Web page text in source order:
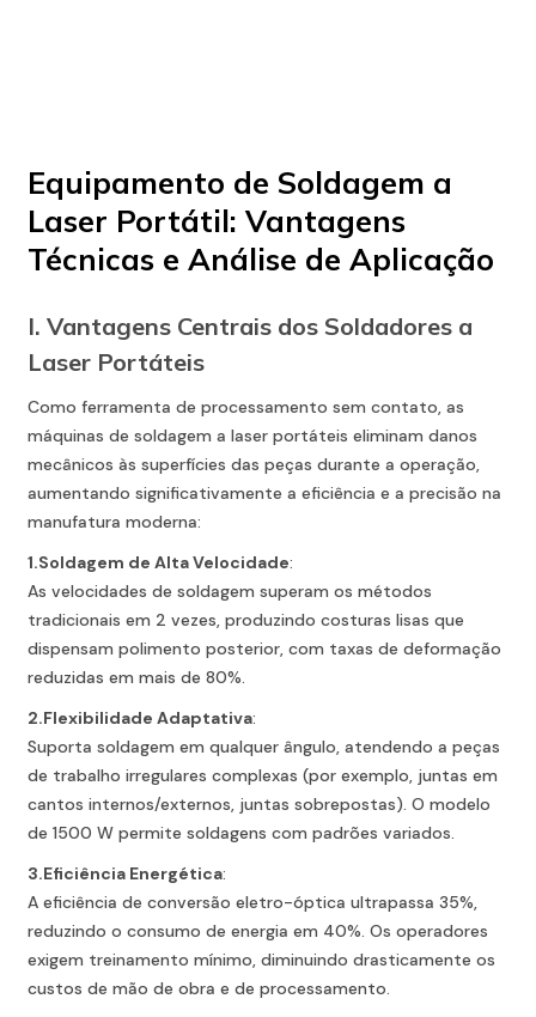
Equipamento de Soldagem a
Laser Portátil: Vantagens
Técnicas e Análise de Aplicação
I. Vantagens Centrais dos Soldadores a
Laser Portáteis
Como ferramenta de processamento sem contato, as
máquinas de soldagem a laser portáteis eliminam danos
mecânicos às superfícies das peças durante a operação,
aumentando significativamente a eficiência e a precisão na
manufatura moderna:
1.Soldagem de Alta Velocidade:
As velocidades de soldagem superam os métodos
tradicionais em 2 vezes, produzindo costuras lisas que
dispensam polimento posterior, com taxas de deformação
reduzidas em mais de 80%.
2.Flexibilidade Adaptativa:
Suporta soldagem em qualquer ângulo, atendendo a peças
de trabalho irregulares complexas (por exemplo, juntas em
cantos internos/externos, juntas sobrepostas). O modelo
de 1500 W permite soldagens com padrões variados.
3.Eficiência Energética:
A eficiência de conversão eletro-óptica ultrapassa 35%,
reduzindo o consumo de energia em 40%. Os operadores
exigem treinamento mínimo, diminuindo drasticamente os
custos de mão de obra e de processamento.